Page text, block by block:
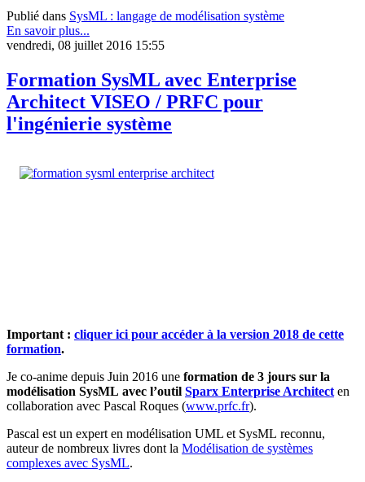
Publié dans SysML : langage de modélisation système
En savoir plus...
vendredi, 08 juillet 2016 15:55
Formation SysML avec Enterprise
Architect VISEO / PRFC pour
l'ingénierie système
Important : cliquer ici pour accéder à la version 2018 de cette
formation.
Je co-anime depuis Juin 2016 une formation de 3 jours sur la
modélisation SysML avec l’outil Sparx Enterprise Architect en
collaboration avec Pascal Roques (www.prfc.fr).
Pascal est un expert en modélisation UML et SysML reconnu,
auteur de nombreux livres dont la Modélisation de systèmes
complexes avec SysML.